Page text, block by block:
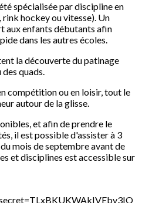
spécialisée par discipline en
hockey ou vitesse). Un
aux enfants débutants afin
dans les autres écoles.
la découverte du patinage
quads.
compétition ou en loisir, tout le
autour de la glisse.
et afin de prendre le
il est possible d'assister à 3
mois de septembre avant de
et disciplines est accessible sur